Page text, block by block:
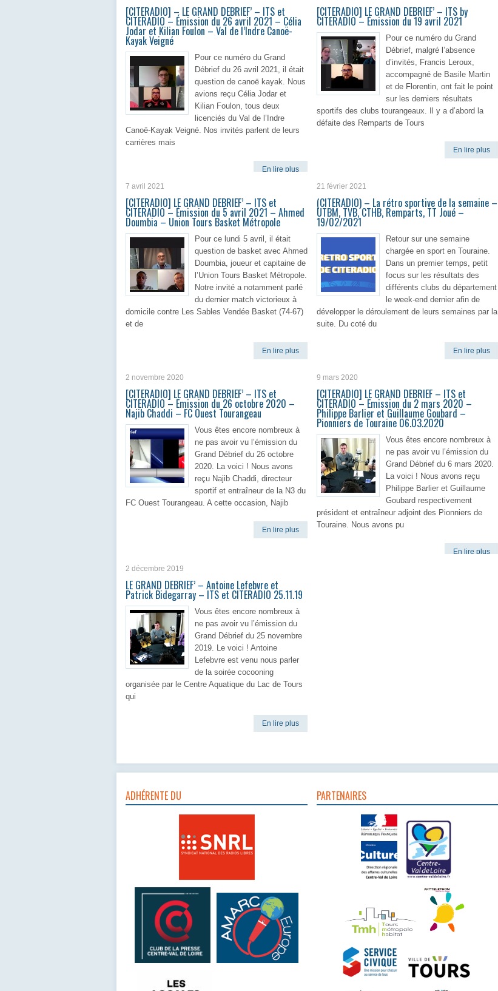
[CITERADIO] – LE GRAND DEBRIEF’ – ITS et
CITERADIO – Émission du 26 avril 2021 – Célia
Jodar et Kilian Foulon – Val de l’Indre Canoë-
Kayak Veigné
Pour ce numéro du Grand
Débrief du 26 avril 2021, il était
question de canoë kayak. Nous
avions reçu Célia Jodar et
Kilian Foulon, tous deux
licenciés du Val de l’Indre
Canoë-Kayak Veigné. Nos invités parlent de leurs
carrières mais
En lire plus
[CITERADIO] LE GRAND DEBRIEF’ – ITS by
CITERADIO – Émission du 19 avril 2021
Pour ce numéro du Grand
Débrief, malgré l’absence
d’invités, Francis Leroux,
accompagné de Basile Martin
et de Florentin, ont fait le point
sur les derniers résultats
sportifs des clubs tourangeaux. Il y a d’abord la
défaite des Remparts de Tours
En lire plus
7 avril 2021
[CITERADIO] LE GRAND DEBRIEF’ – ITS et
CITERADIO – Émission du 5 avril 2021 – Ahmed
Doumbia – Union Tours Basket Métropole
Pour ce lundi 5 avril, il était
question de basket avec Ahmed
Doumbia, joueur et capitaine de
l’Union Tours Basket Métropole.
Notre invité a notamment parlé
du dernier match victorieux à
domicile contre Les Sables Vendée Basket (74-67)
et de
En lire plus
21 février 2021
(CITERADIO) – La rétro sportive de la semaine –
UTBM, TVB, CTHB, Remparts, TT Joué –
19/02/2021
Retour sur une semaine
chargée en sport en Touraine.
Dans un premier temps, petit
focus sur les résultats des
différents clubs du département
le week-end dernier afin de
développer le déroulement de leurs semaines par la
suite. Du coté du
En lire plus
2 novembre 2020
[CITERADIO] LE GRAND DEBRIEF’ – ITS et
CITERADIO – Emission du 26 octobre 2020 –
Najib Chaddi – FC Ouest Tourangeau
Vous êtes encore nombreux à
ne pas avoir vu l’émission du
Grand Débrief du 26 octobre
2020. La voici ! Nous avons
reçu Najib Chaddi, directeur
sportif et entraîneur de la N3 du
FC Ouest Tourangeau. A cette occasion, Najib
En lire plus
9 mars 2020
[CITERADIO] LE GRAND DEBRIEF – ITS et
CITERADIO – Emission du 2 mars 2020 –
Philippe Barlier et Guillaume Goubard –
Pionniers de Touraine 06.03.2020
Vous êtes encore nombreux à
ne pas avoir vu l’émission du
Grand Débrief du 6 mars 2020.
La voici ! Nous avons reçu
Philippe Barlier et Guillaume
Goubard respectivement
président et entraîneur adjoint des Pionniers de
Touraine. Nous avons pu
En lire plus
2 décembre 2019
LE GRAND DEBRIEF’ – Antoine Lefebvre et
Patrick Bidegarray – ITS et CITERADIO 25.11.19
Vous êtes encore nombreux à
ne pas avoir vu l’émission du
Grand Débrief du 25 novembre
2019. Le voici ! Antoine
Lefebvre est venu nous parler
de la soirée cocooning
organisée par le Centre Aquatique du Lac de Tours
qui
En lire plus
ADHÉRENTE DU PARTENAIRES